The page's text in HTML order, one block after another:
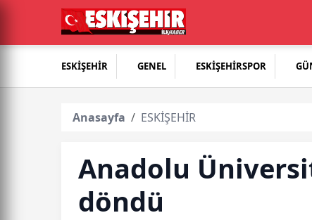
ESKİŞEHİR GENEL ESKİŞEHİRSPOR
Anasayfa ESKİŞEHİR
Anadolu
döndü